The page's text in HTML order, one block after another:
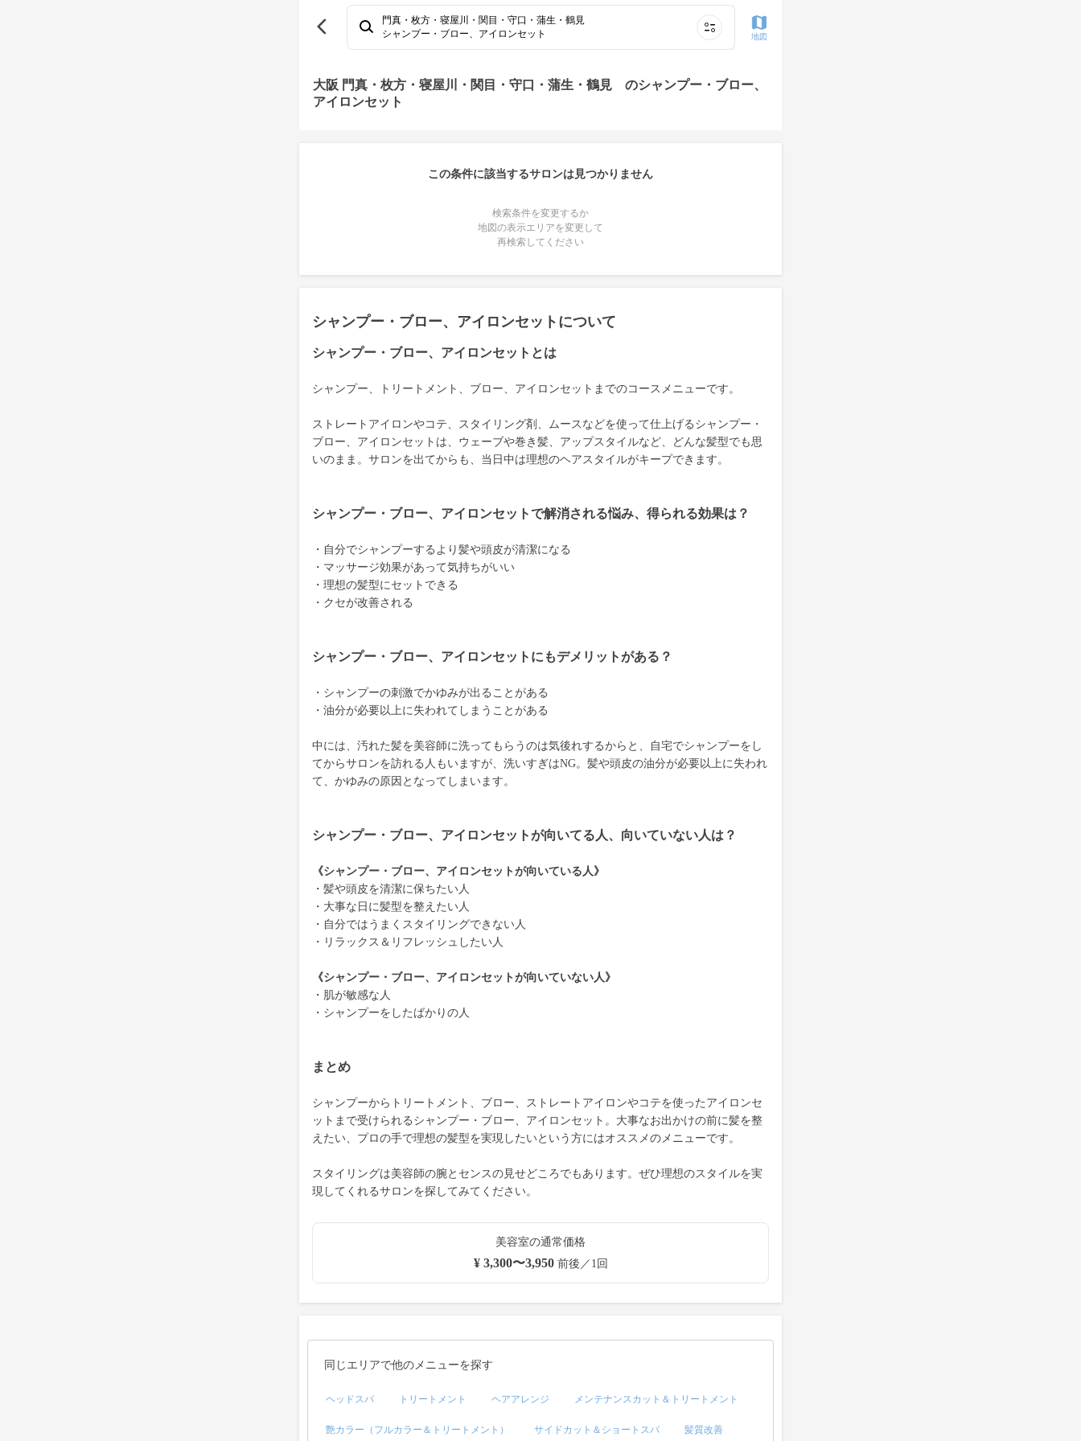
門真・枚方・寝屋川・関目・守口・蒲生・鶴見
シャンプー・ブロー、アイロンセット
地図
大阪 門真・枚方・寝屋川・関目・守口・蒲生・鶴見 のシャンプー・ブロー、
アイロンセット
この条件に該当するサロンは見つかりません
検索条件を変更するか
地図の表示エリアを変更して
再検索してください
シャンプー・ブロー、アイロンセットについて
シャンプー・ブロー、アイロンセットとは
シャンプー、トリートメント、ブロー、アイロンセットまでのコースメニューです。
ストレートアイロンやコテ、スタイリング剤、ムースなどを使って仕上げるシャンプー・
ブロー、アイロンセットは、ウェーブや巻き髪、アップスタイルなど、どんな髪型でも思
いのまま。サロンを出てからも、当日中は理想のヘアスタイルがキープできます。
シャンプー・ブロー、アイロンセットで解消される悩み、得られる効果は？
・自分でシャンプーするより髪や頭皮が清潔になる
・マッサージ効果があって気持ちがいい
・理想の髪型にセットできる
・クセが改善される
シャンプー・ブロー、アイロンセットにもデメリットがある？
・シャンプーの刺激でかゆみが出ることがある
・油分が必要以上に失われてしまうことがある
中には、汚れた髪を美容師に洗ってもらうのは気後れするからと、自宅でシャンプーをし
てからサロンを訪れる人もいますが、洗いすぎはNG。髪や頭皮の油分が必要以上に失われ
て、かゆみの原因となってしまいます。
シャンプー・ブロー、アイロンセットが向いてる人、向いていない人は？
《シャンプー・ブロー、アイロンセットが向いている人》
・髪や頭皮を清潔に保ちたい人
・大事な日に髪型を整えたい人
・自分ではうまくスタイリングできない人
・リラックス＆リフレッシュしたい人
《シャンプー・ブロー、アイロンセットが向いていない人》
・肌が敏感な人
・シャンプーをしたばかりの人
まとめ
シャンプーからトリートメント、ブロー、ストレートアイロンやコテを使ったアイロンセ
ットまで受けられるシャンプー・ブロー、アイロンセット。大事なお出かけの前に髪を整
えたい、プロの手で理想の髪型を実現したいという方にはオススメのメニューです。
スタイリングは美容師の腕とセンスの見せどころでもあります。ぜひ理想のスタイルを実
現してくれるサロンを探してみてください。
美容室の通常価格
¥ 3,300〜3,950前後／1回
同じエリアで他のメニューを探す
ヘッドスパ トリートメント ヘアアレンジ メンテナンスカット＆トリートメント
艶カラー（フルカラー＆トリートメント） サイドカット＆ショートスパ 髪質改善